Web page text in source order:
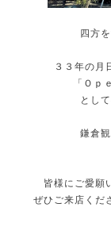
四方
３３年の月
「Ｏ
とし
鎌倉
皆様にご愛願
ぜひご来店くだ